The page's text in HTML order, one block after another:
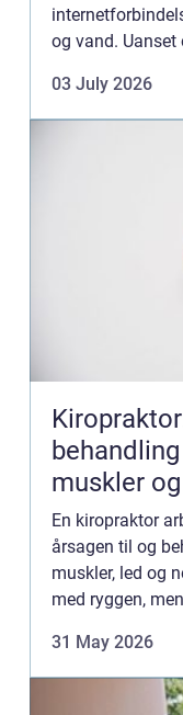
og vand.
virksomhed...
03 July 2026
muskler
En kiropraktor
årsagen til og
muskler, led og
med ryggen,
31 May 2026